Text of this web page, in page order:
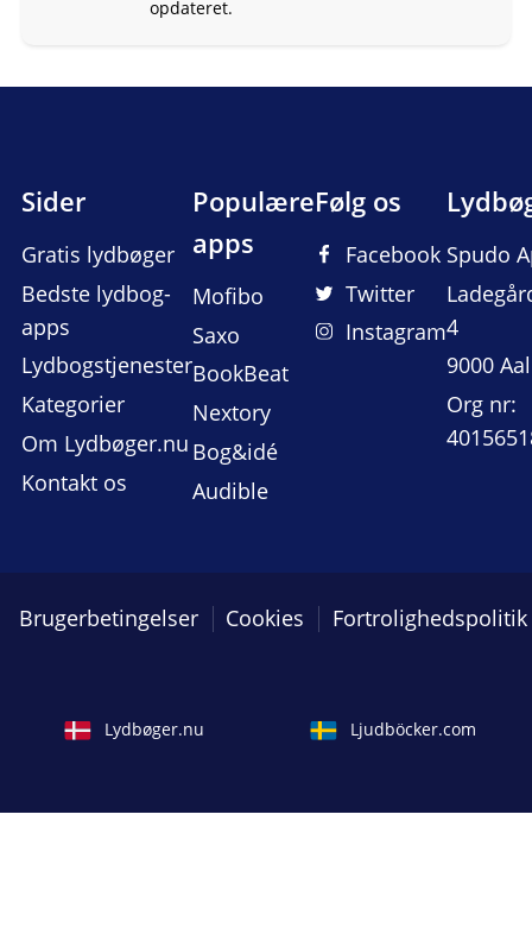
opdateret.
Sider
Gratis lydbøger
Bedste lydbog-
apps
Lydbogstjenester
Kategorier
Om Lydbøger.nu
Kontakt os
Populære
apps
Mofibo
Saxo
BookBeat
Nextory
Bog&idé
Audible
Følg os
Facebook
Twitter
Instagram
Spudo
4
9000
Org nr:
Brugerbetingelser Cookies Fortrolighedspolitik
Lydbøger.nu Ljudböcker.com